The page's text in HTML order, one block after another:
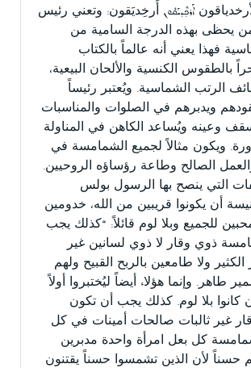
ܐܰܪܟ̣ܶܕܝܰܩܽܘܢ أَرخِديَقون: وتعني رئيس
يحظى بهذه الدرجة السامية من
فهذا يعني أنه عالماً بالكتاب
بالطقوس الكنسية والألحان البيعية،
الرتب الشماسية. ويُعتبر رئيساً
ويدبرهم في الصلوات والمناسبات
وعينه ويُساعد الكاهن في المناولة
ويكون مثالاً لجميع الشمامسة في
الصالح وطاعة رؤساؤه الروحيين.
التي ينصح بها الرسول بولس
أن يكونوا قريبين من الله، خدومين
للجميع وبلا لوم قائلاً: “كذلك يجب
ذوي وقار لا ذوي لسانين غير
ولا طامعين بالربح القبيح ولهم
طاهر. وإنما هؤلاء أيضاً ليُختبروا أولاً
كانوا بلا لوم. كذلك يجب أن تكون
غير ثالبات صالحات أمينات في كل
كل بعل امرأة واحدة مدبرين
حسناً لأن الذين تشمسوا حسناً يقتنون